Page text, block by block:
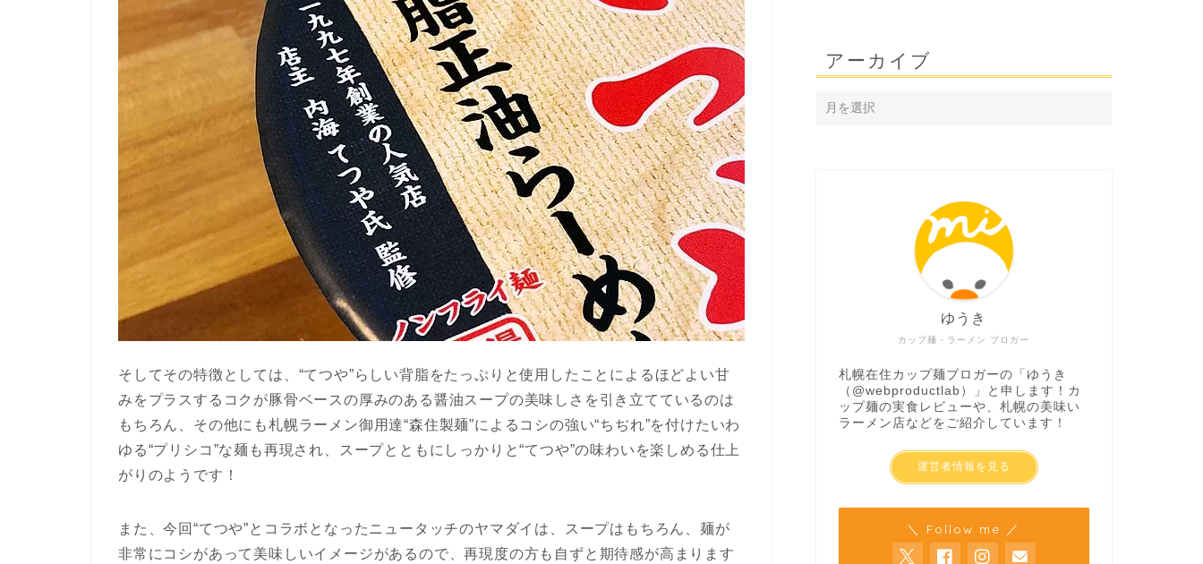
そしてその特徴としては、“てつや”らしい背脂をたっぷりと使用したことによるほどよい甘
みをプラスするコクが豚骨ベースの厚みのある醤油スープの美味しさを引き立てているのは
もちろん、その他にも札幌ラーメン御用達“森住製麺”によるコシの強い“ちぢれ”を付けたいわ
ゆる“プリシコ”な麺も再現され、スープとともにしっかりと“てつや”の味わいを楽しめる仕上
がりのようです！
また、今回“てつや”とコラボとなったニュータッチのヤマダイは、スープはもちろん、麺が
非常にコシがあって美味しいイメージがあるので、再現度の方も自ずと期待感が高まります
アーカイブ
カップ麺・ラーメン ブロガー
ゆうき
札幌在住カップ麺ブロガーの「ゆうき
（ @webproductlab ）」と申します！カ
ップ麺の実食レビューや、札幌の美味い
ラーメン店などをご紹介しています！
運営者情報を見る
＼ Follow me ／